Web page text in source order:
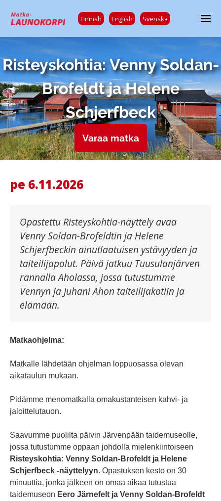
Finnish English Svenska
Risteyskohtia: Venny Soldan-
Brofeldt ja Helene
Schjerfbeck
Varaa matka
pe 6.11.2026
Opastettu Risteyskohtia-näyttely avaa
Venny Soldan-Brofeldtin ja Helene
Schjerfbeckin ainutlaatuisen ystävyyden ja
taiteilijapolut. Päivä jatkuu Tuusulanjärven
rannalla Aholassa, jossa tutustumme
Vennyn ja Juhani Ahon taiteilijakotiin ja
elämään.
Matkaohjelma:
Matkalle lähdetään ohjelman loppuosassa olevan
aikataulun mukaan.
Pidämme menomatkalla omakustanteisen kahvi- ja
jaloittelutauon.
Saavumme puolilta päivin Järvenpään taidemuseolle,
jossa tutustumme oppaan johdolla mielenkiintoiseen
Risteyskohtia: Venny Soldan-Brofeldt ja Helene
Schjerfbeck -näyttelyyn. Opastuksen kesto on 30
minuuttia, jonka jälkeen on omaa aikaa tutustua
taidemuseon Eero Järnefelt ja Venny Soldan-Brofeldt